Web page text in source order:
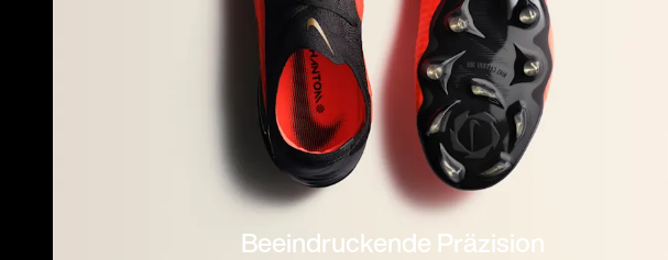
Beeindruckende Präzision